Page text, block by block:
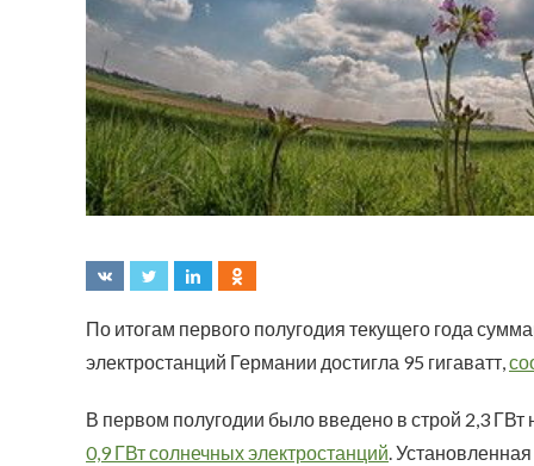
По итогам первого полугодия текущего года
электростанций Германии достигла 95 гигаватт,
В первом полугодии было введено в строй 2,3 ГВт
0,9 ГВт солнечных электростанций.